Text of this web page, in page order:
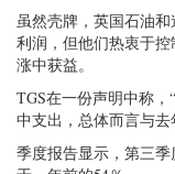
虽然壳牌，英国石油
利润，但他们热衷于
涨中获益。
TGS在一份声明中称
中支出，总体而言与去
季度报告显示，第三